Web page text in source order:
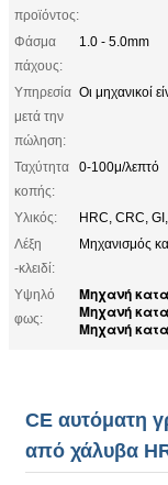
προϊόντος:
Φάσμα
πάχους:
1.0 - 5.0mm
Υπηρεσία
μετά την
πώληση:
Οι μηχανικοί
Ταχύτητα
κοπής:
0-100μ/λεπτό
Υλικός:
HRC, CRC,
Λέξη
-κλειδί:
Μηχανισμός
Υψηλό
φως:
Μηχανή
Μηχανή
Μηχανή
CE αυτόματη
από χάλυβα